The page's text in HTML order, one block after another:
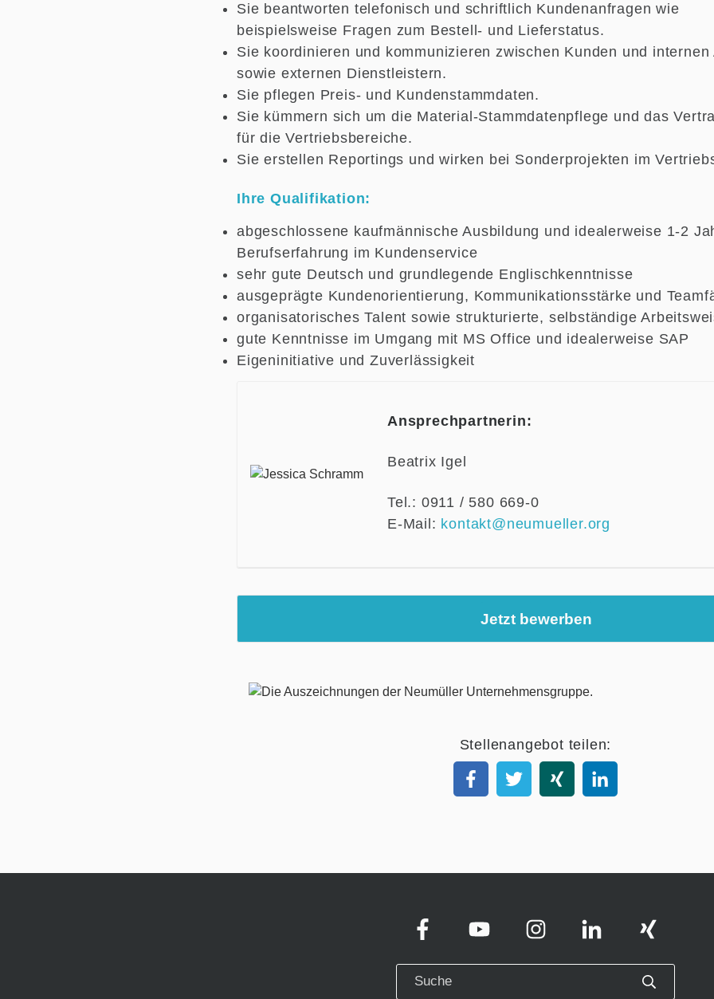
Sie beantworten telefonisch und schriftlich Kundenanfragen wie
beispielsweise Fragen zum Bestell- und Lieferstatus.
Sie koordinieren und kommunizieren zwischen Kunden und internen
sowie externen Dienstleistern.
Sie pflegen Preis- und Kundenstammdaten.
Sie kümmern sich um die Material-Stammdatenpflege und das
für die Vertriebsbereiche.
Sie erstellen Reportings und wirken bei Sonderprojekten im
Ihre Qualifikation:
abgeschlossene kaufmännische Ausbildung und idealerweise 1-2
Berufserfahrung im Kundenservice
sehr gute Deutsch und grundlegende Englischkenntnisse
ausgeprägte Kundenorientierung, Kommunikationsstärke und
organisatorisches Talent sowie strukturierte, selbständige
gute Kenntnisse im Umgang mit MS Office und idealerweise SAP
Eigeninitiative und Zuverlässigkeit
Ansprechpartnerin:
Beatrix Igel
Tel.: 0911 / 580 669-0
E-Mail: kontakt@neumueller.org
Jetzt bewerben
Stellenangebot teilen: